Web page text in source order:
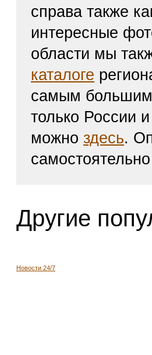
справа также
интересные
области мы
каталоге
самым большим
только России
можно здесь.
Другие
Новости 24/7